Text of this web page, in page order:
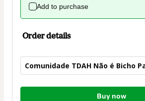
Add to purchase
Order details
Comunidade TDAH Não é Bicho
Total
Buy now